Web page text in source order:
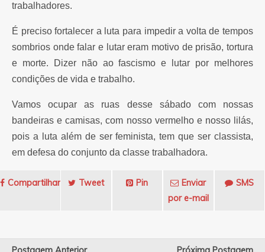
trabalhadores.
É preciso fortalecer a luta para impedir a volta de tempos
sombrios onde falar e lutar eram motivo de prisão, tortura
e morte. Dizer não ao fascismo e lutar por melhores
condições de vida e trabalho.
Vamos ocupar as ruas desse sábado com nossas
bandeiras e camisas, com nosso vermelho e nosso lilás,
pois a luta além de ser feminista, tem que ser classista,
em defesa do conjunto da classe trabalhadora.
Compartilhar Tweet Pin
Enviar
por e-mail
SMS